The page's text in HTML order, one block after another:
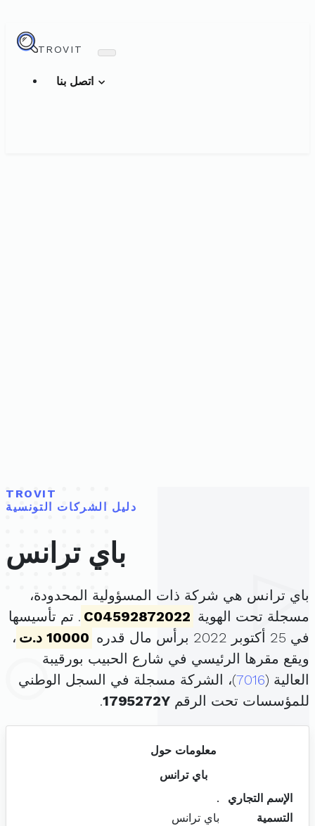
TROVIT
TROVIT
دليل الشركات التونسية
باي ترانس
باي ترانس هي شركة ذات المسؤولية المحدودة،
مسجلة تحت الهوية C04592872022 . تم تأسيسها
في 25 أكتوبر 2022 برأس مال قدره
10000 د.ت
،
ويقع مقرها الرئيسي في شارع الحبيب بورقيبة
العالية (7016)، الشركة مسجلة في السجل الوطني
للمؤسسات تحت الرقم 1795272Y
.
معلومات حول
باي ترانس
الإسم التجاري
.
التسمية
باي ترانس